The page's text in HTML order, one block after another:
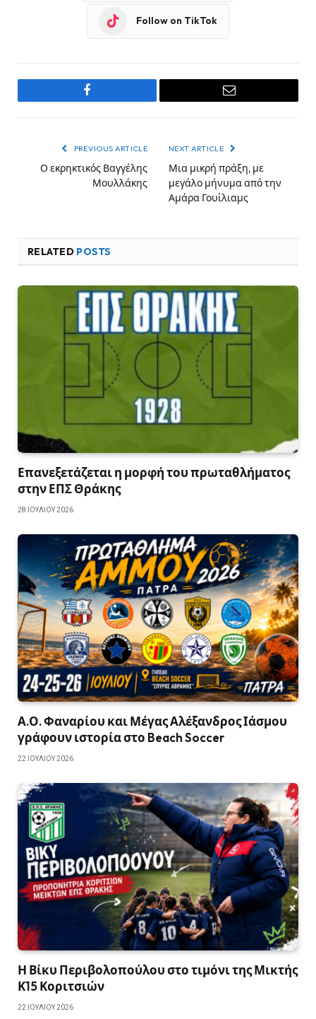
Follow on TikTok
Facebook Email
PREVIOUS ARTICLE
Ο εκρηκτικός Βαγγέλης
Μουλλάκης
NEXT ARTICLE
Μια μικρή πράξη, με
μεγάλο μήνυμα από την
Αμάρα Γουίλιαμς
RELATED POSTS
Επανεξετάζεται η μορφή του πρωταθλήματος
στην ΕΠΣ Θράκης
28 ΙΟΥΛΊΟΥ 2026
Α.Ο. Φαναρίου και Μέγας Αλέξανδρος Ιάσμου
γράφουν ιστορία στο Beach Soccer
22 ΙΟΥΛΊΟΥ 2026
Η Βίκυ Περιβολοπούλου στο τιμόνι της Μικτής
Κ15 Κοριτσιών
22 ΙΟΥΛΊΟΥ 2026